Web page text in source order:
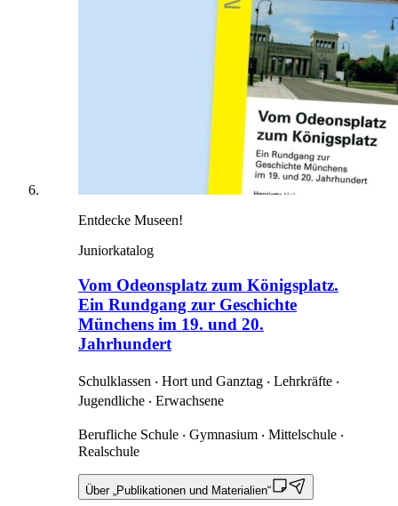
Entdecke Museen!
Juniorkatalog
Vom Odeonsplatz zum Königsplatz.
Ein Rundgang zur Geschichte
Münchens im 19. und 20.
Jahrhundert
Schulklassen ‧ Hort und Ganztag ‧ Lehrkräfte ‧
Jugendliche ‧ Erwachsene
Berufliche Schule ‧ Gymnasium ‧ Mittelschule ‧
Realschule
Über „Publikationen und Materialien“